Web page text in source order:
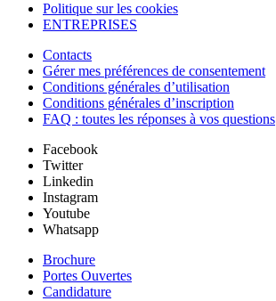
Politique sur les cookies
ENTREPRISES
Contacts
Gérer mes préférences de consentement
Conditions générales d’utilisation
Conditions générales d’inscription
FAQ : toutes les réponses à vos questions
Facebook
Twitter
Linkedin
Instagram
Youtube
Whatsapp
Brochure
Portes Ouvertes
Candidature